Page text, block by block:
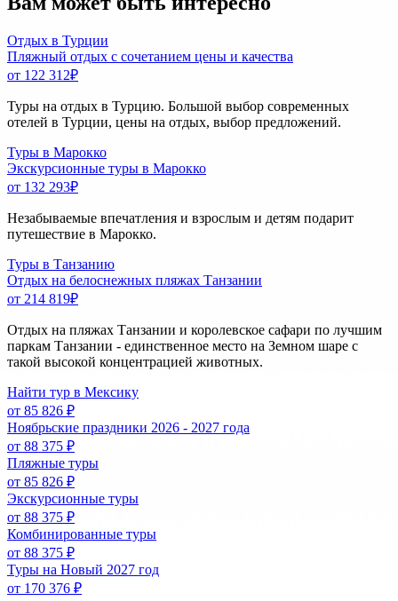
Отдых в Турции
Пляжный отдых с сочетанием цены и качества
от 122 312₽
Туры на отдых в Турцию. Большой выбор современных
отелей в Турции, цены на отдых, выбор предложений.
Туры в Марокко
Экскурсионные туры в Марокко
от 132 293₽
Незабываемые впечатления и взрослым и детям подарит
путешествие в Марокко.
Туры в Танзанию
Отдых на белоснежных пляжах Танзании
от 214 819₽
Отдых на пляжах Танзании и королевское сафари по лучшим
паркам Танзании - единственное место на Земном шаре с
такой высокой концентрацией животных.
Найти тур в Мексику
от 85 826 ₽
Ноябрьские праздники 2026 - 2027 года
от 88 375 ₽
Пляжные туры
от 85 826 ₽
Экскурсионные туры
от 88 375 ₽
Комбинированные туры
от 88 375 ₽
Туры на Новый 2027 год
от 170 376 ₽